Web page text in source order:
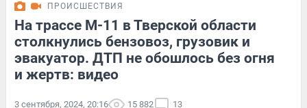
ПРОИСШЕСТВИЯ
На трассе М-11 в Тверской области
столкнулись бензовоз, грузовик и
эвакуатор. ДТП не обошлось без огня
и жертв: видео
3 сентября, 2024, 20:16 15 882 13